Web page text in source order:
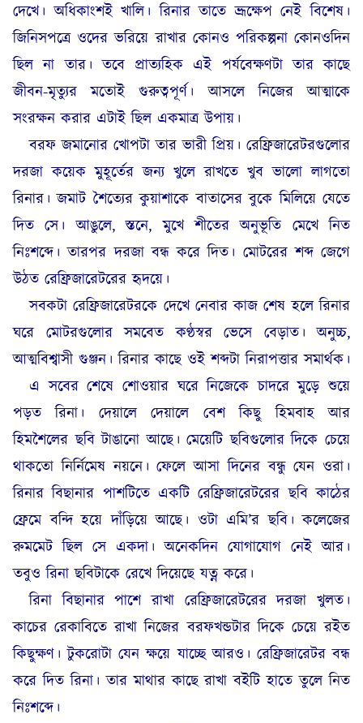
দেখে। অধিকাংশই খালি। রিনার তাতে ভ্রূক্ষেপ নেই বিশেষ।
জিনিসপত্রে ওদের ভরিয়ে রাখার কোনও পরিকল্পনা কোনওদিন
ছিল না তার। তবে প্রাত্যহিক এই পর্যবেক্ষণটা তার কাছে
জীবন-মৃত্যুর মতোই গুরুত্বপূর্ণ। আসলে নিজের আত্মাকে
সংরক্ষন করার এটাই ছিল একমাত্র উপায়।
বরফ জমানোর খোপটা তার ভারী প্রিয়। রেফ্রিজারেটরগুলোর
দরজা কয়েক মুহূর্তের জন্য খুলে রাখতে খুব ভালো লাগতো
রিনার। জমাট শৈত্যের কুয়াশাকে বাতাসের বুকে মিলিয়ে যেতে
দিত সে। আঙুলে, স্তনে, মুখে শীতের অনুভূতি মেখে নিত
নিঃশব্দে। তারপর দরজা বন্ধ করে দিত। মোটরের শব্দ জেগে
উঠত রেফ্রিজারেটরের হৃদয়ে।
সবকটা রেফ্রিজারেটরকে দেখে নেবার কাজ শেষ হলে রিনার
ঘরে মোটরগুলোর সমবেত কণ্ঠস্বর ভেসে বেড়াত। অনুচ্চ,
আত্মবিশ্বাসী গুঞ্জন। রিনার কাছে ওই শব্দটা নিরাপত্তার সমার্থক।
এ সবের শেষে শোওয়ার ঘরে নিজেকে চাদরে মুড়ে শুয়ে
পড়ত রিনা। দেয়ালে দেয়ালে বেশ কিছু হিমবাহ আর
হিমশৈলের ছবি টাঙানো আছে। মেয়েটি ছবিগুলোর দিকে চেয়ে
থাকতো নির্নিমেষ নয়নে। ফেলে আসা দিনের বন্ধু যেন ওরা।
রিনার বিছানার পাশটিতে একটি রেফ্রিজারেটরের ছবি কাঠের
ফ্রেমে বন্দি হয়ে দাঁড়িয়ে আছে। ওটা এমি’র ছবি। কলেজের
রুমমেট ছিল সে একদা। অনেকদিন যোগাযোগ নেই আর।
তবুও রিনা ছবিটাকে রেখে দিয়েছে যত্ন করে।
রিনা বিছানার পাশে রাখা রেফ্রিজারেটরের দরজা খুলত।
কাচের রেকাবিতে রাখা নিজের বরফখন্ডটার দিকে চেয়ে রইত
কিছুক্ষণ। টুকরোটা যেন ক্ষয়ে যাচ্ছে আরও। রেফ্রিজারেটর বন্ধ
করে দিত রিনা। তার মাথার কাছে রাখা বইটি হাতে তুলে নিত
নিঃশব্দে।